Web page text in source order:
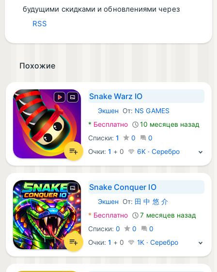
будущими скидками и обновлениями через
RSS
Похожие
Snake Warz IO
Android Игры:
Экшен От: NS GAMES
* Бесплатно
10 месяцев назад
Списки:1 0
0
Очки: 1 + 0 6K · Серебро
Snake Conquer IO
Android Игры:
Экшен От: 田 中 悠 介
* Бесплатно
7 месяцев назад
Списки:0 0
0
Очки: 1 + 0 1K · Серебро